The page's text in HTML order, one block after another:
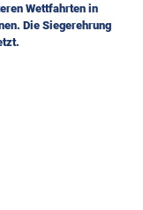
Wettfahrten in
Die Siegerehrung